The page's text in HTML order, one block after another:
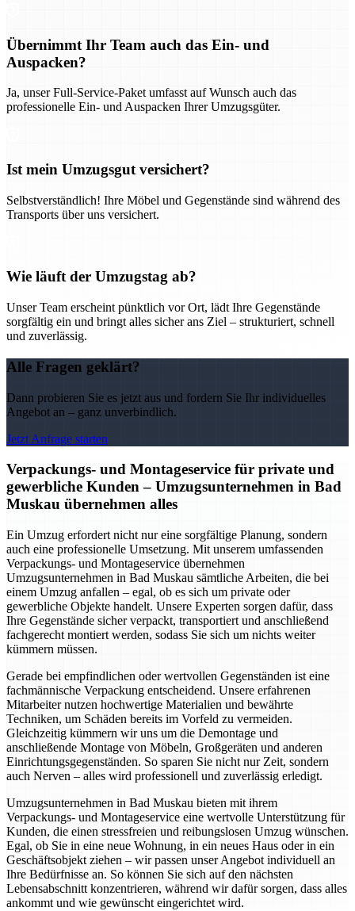
Übernimmt Ihr Team auch das Ein- und
Auspacken?
Ja, unser Full-Service-Paket umfasst auf Wunsch auch das
professionelle Ein- und Auspacken Ihrer Umzugsgüter.
Ist mein Umzugsgut versichert?
Selbstverständlich! Ihre Möbel und Gegenstände sind während des
Transports über uns versichert.
Wie läuft der Umzugstag ab?
Unser Team erscheint pünktlich vor Ort, lädt Ihre Gegenstände
sorgfältig ein und bringt alles sicher ans Ziel – strukturiert, schnell
und zuverlässig.
Alle Fragen geklärt?
Dann probieren Sie es jetzt aus und fordern Sie Ihr individuelles
Angebot an – ganz unverbindlich.
Jetzt Anfrage starten
Verpackungs- und Montageservice für private und
gewerbliche Kunden – Umzugsunternehmen in Bad
Muskau übernehmen alles
Ein Umzug erfordert nicht nur eine sorgfältige Planung, sondern
auch eine professionelle Umsetzung. Mit unserem umfassenden
Verpackungs- und Montageservice übernehmen
Umzugsunternehmen in Bad Muskau sämtliche Arbeiten, die bei
einem Umzug anfallen – egal, ob es sich um private oder
gewerbliche Objekte handelt. Unsere Experten sorgen dafür, dass
Ihre Gegenstände sicher verpackt, transportiert und anschließend
fachgerecht montiert werden, sodass Sie sich um nichts weiter
kümmern müssen.
Gerade bei empfindlichen oder wertvollen Gegenständen ist eine
fachmännische Verpackung entscheidend. Unsere erfahrenen
Mitarbeiter nutzen hochwertige Materialien und bewährte
Techniken, um Schäden bereits im Vorfeld zu vermeiden.
Gleichzeitig kümmern wir uns um die Demontage und
anschließende Montage von Möbeln, Großgeräten und anderen
Einrichtungsgegenständen. So sparen Sie nicht nur Zeit, sondern
auch Nerven – alles wird professionell und zuverlässig erledigt.
Umzugsunternehmen in Bad Muskau bieten mit ihrem
Verpackungs- und Montageservice eine wertvolle Unterstützung für
Kunden, die einen stressfreien und reibungslosen Umzug wünschen.
Egal, ob Sie in eine neue Wohnung, in ein neues Haus oder in ein
Geschäftsobjekt ziehen – wir passen unser Angebot individuell an
Ihre Bedürfnisse an. So können Sie sich auf den nächsten
Lebensabschnitt konzentrieren, während wir dafür sorgen, dass alles
ankommt und wie gewünscht eingerichtet wird.